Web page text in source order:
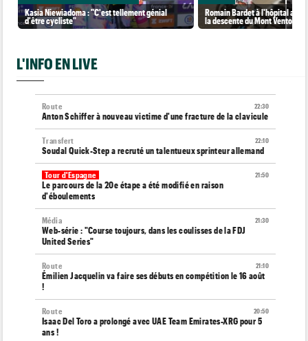
Kasia Niewiadoma : "C'est tellement génial
d'être cycliste"
Romain Bardet à l'hôpital
la descente du Mont Ventoux
L'INFO EN LIVE
22:30
Route
Anton Schiffer à nouveau victime d'une fracture de la clavicule
22:10
Transfert
Soudal Quick-Step a recruté un talentueux sprinteur allemand
21:50
Tour d'Espagne
Le parcours de la 20e étape a été modifié en raison
d'éboulements
21:30
Média
Web-série : "Course toujours, dans les coulisses de la FDJ
United Series"
21:10
Route
Émilien Jacquelin va faire ses débuts en compétition le 16 août
!
20:50
Route
Isaac Del Toro a prolongé avec UAE Team Emirates-XRG pour 5
ans !